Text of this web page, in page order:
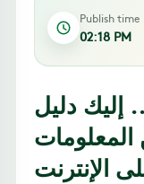
Publish time
02:18 PM
إليك دليل
الإنترنت